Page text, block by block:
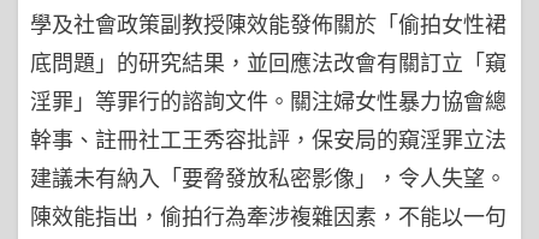
學及社會政策副教授陳效能發佈關於「偷拍女性裙
底問題」的研究結果，並回應法改會有關訂立「窺
淫罪」等罪行的諮詢文件。關注婦女性暴力協會總
幹事、註冊社工王秀容批評，保安局的窺淫罪立法
建議未有納入「要脅發放私密影像」，令人失望。
陳效能指出，偷拍行為牽涉複雜因素，不能以一句